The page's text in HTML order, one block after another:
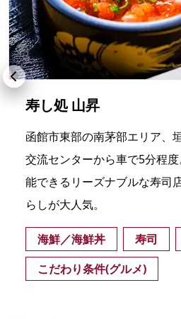
寿し処 山昇
函館市東部の南茅部エリア、
交流センターから車で5分程
能できるリーズナブルな寿司
らしが大人気。
海鮮／海鮮丼 寿司
こだわり条件(グルメ)